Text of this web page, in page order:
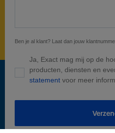
Ben je al klant? Laat dan jouw
Ja, Exact mag mij op de
producten, diensten en
statement voor meer